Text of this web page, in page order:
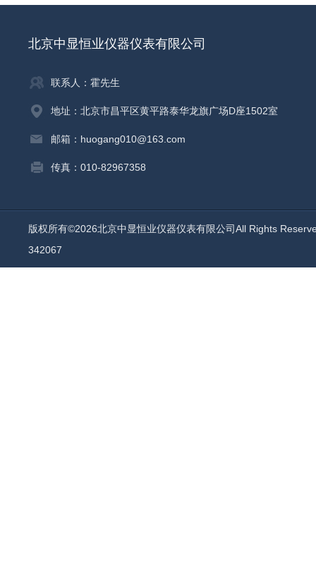
北京中显恒业仪器仪表有限公司
联系人：霍先生
地址：北京市昌平区黄平路泰华龙旗广场D座1502室
邮箱：huogang010@163.com
传真：010-82967358
版权所有©2026北京中显恒业仪器仪表有限公司All Rights
342067